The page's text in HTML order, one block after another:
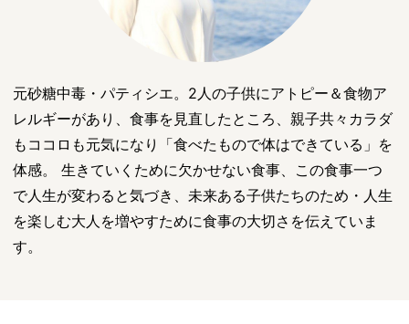
元砂糖中毒・パティシエ。2人の子供にアトピー＆食物ア
レルギーがあり、食事を見直したところ、親子共々カラダ
もココロも元気になり「食べたもので体はできている」を
体感。 生きていくために欠かせない食事、この食事一つ
で人生が変わると気づき、未来ある子供たちのため・人生
を楽しむ大人を増やすために食事の大切さを伝えていま
す。